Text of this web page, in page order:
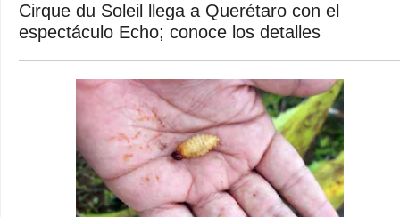
Cirque du Soleil llega a Querétaro con el
espectáculo Echo; conoce los detalles